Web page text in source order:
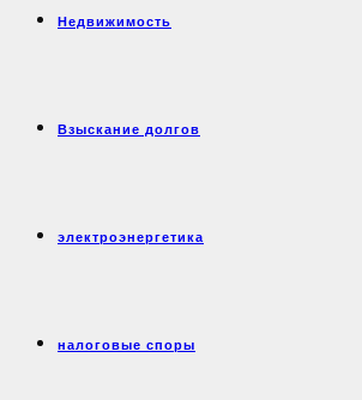
Недвижимость
Взыскание долгов
электроэнергетика
налоговые споры